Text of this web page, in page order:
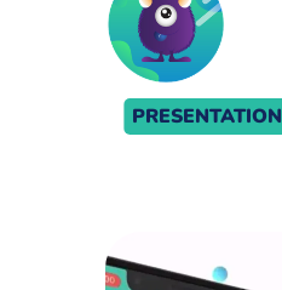
PRESENTATION